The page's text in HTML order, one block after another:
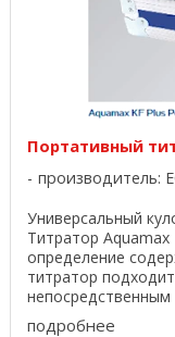
Портативный
производитель:
Универсальный
Титратор
определение
титратор
ячейку. ...
подробнее